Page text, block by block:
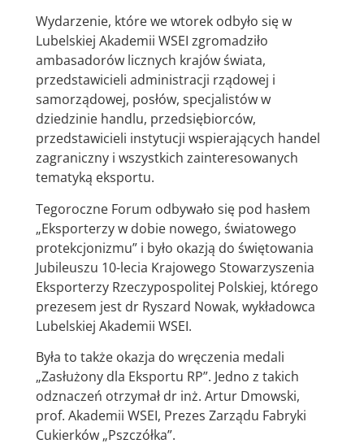
Wydarzenie, które we wtorek odbyło się w
Lubelskiej Akademii WSEI zgromadziło
ambasadorów licznych krajów świata,
przedstawicieli administracji rządowej i
samorządowej, posłów, specjalistów w
dziedzinie handlu, przedsiębiorców,
przedstawicieli instytucji wspierających handel
zagraniczny i wszystkich zainteresowanych
tematyką eksportu.
Tegoroczne Forum odbywało się pod hasłem
„Eksporterzy w dobie nowego, światowego
protekcjonizmu” i było okazją do świętowania
Jubileuszu 10-lecia Krajowego Stowarzyszenia
Eksporterzy Rzeczypospolitej Polskiej, którego
prezesem jest dr Ryszard Nowak, wykładowca
Lubelskiej Akademii WSEI.
Była to także okazja do wręczenia medali
„Zasłużony dla Eksportu RP”. Jedno z takich
odznaczeń otrzymał dr inż. Artur Dmowski,
prof. Akademii WSEI, Prezes Zarządu Fabryki
Cukierków „Pszczółka”.